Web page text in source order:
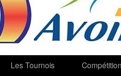
Les Tournois